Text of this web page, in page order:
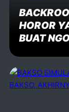
HOROR
BUAT